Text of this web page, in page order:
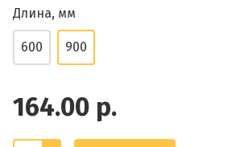
164.00 р.
Длина, мм
600 900